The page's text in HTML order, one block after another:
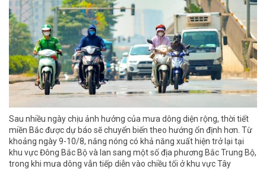
Sau nhiều ngày chịu ảnh hưởng của mưa dông diện rộng, thời tiết
miền Bắc được dự báo sẽ chuyển biến theo hướng ổn định hơn. Từ
khoảng ngày 9-10/8, nắng nóng có khả năng xuất hiện trở lại tại
khu vực Đông Bắc Bộ và lan sang một số địa phương Bắc Trung Bộ,
trong khi mưa dông vẫn tiếp diễn vào chiều tối ở khu vực Tây